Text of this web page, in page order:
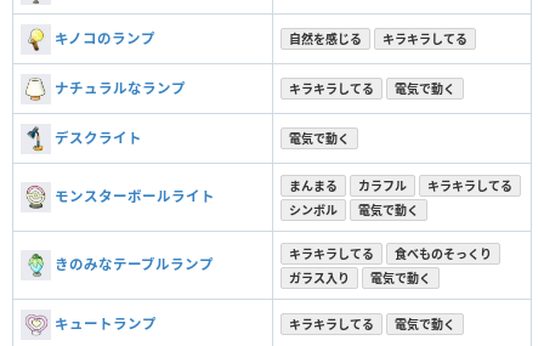
キノコのランプ 自然を感じる キラキラしてる
ナチュラルなランプ キラキラしてる 電気で動く
デスクライト 電気で動く
モンスターボールライト
まんまる カラフル
キラキラしてる
シンボル
電気で動く
きのみなテーブルランプ
キラキラしてる
食べものそっくり
ガラス入り
電気で動く
キュートランプ キラキラしてる 電気で動く